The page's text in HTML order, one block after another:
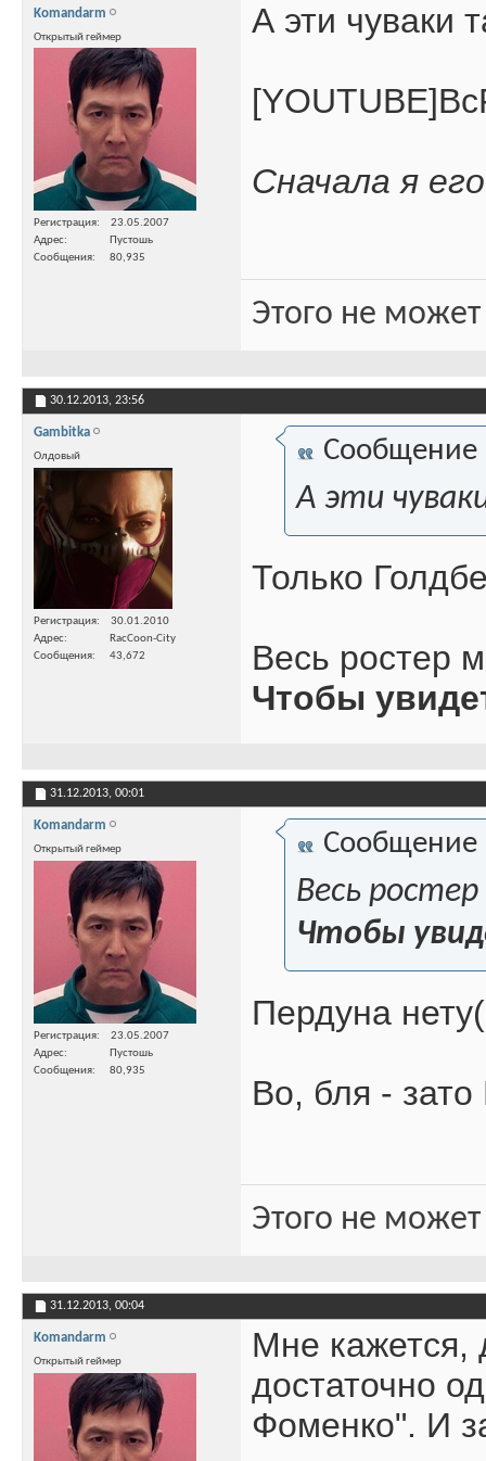
Komandarm
Открытый геймер
Регистрация
23.05.2007
Адрес
Пустошь
Сообщения
80,935
А эти чуваки
Сначала я
Этого не
30.12.2013, 23:56
Gambitka
Олдовый
Регистрация
30.01.2010
Адрес
RacCoon-City
Сообщения
43,672
Сообщение
А эти
Только
Весь ростер
Чтобы
31.12.2013, 00:01
Komandarm
Открытый геймер
Регистрация
23.05.2007
Адрес
Пустошь
Сообщения
80,935
Сообщение
Весь
Чтобы
Пердуна
Во, бля - зато
Этого не
31.12.2013, 00:04
Komandarm
Открытый геймер
Мне кажется,
достаточно
Фоменко". И